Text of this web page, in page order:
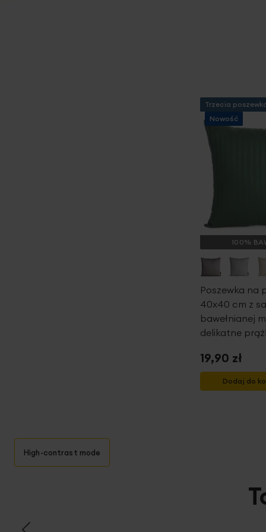
Trzecia
Nowość
100%
Poszewka na
40x40 cm z
bawełnianej
delikatne
19,90 zł
Dodaj do
High-contrast mode